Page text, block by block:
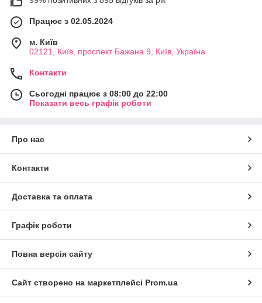
Працює з 02.05.2024
м. Київ
02121, Київ, проспект Бажана 9, Київ, Україна
Контакти
Сьогодні працює з 08:00 до 22:00
Показати весь графік роботи
Про нас
Контакти
Доставка та оплата
Графік роботи
Повна версія сайту
Сайт створено на маркетплейсі Prom.ua